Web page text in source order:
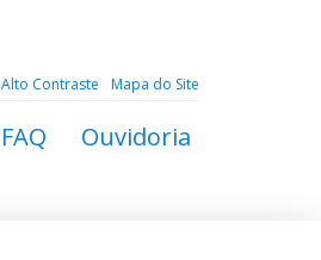
Alto Contraste Mapa do Site
FAQ Ouvidoria